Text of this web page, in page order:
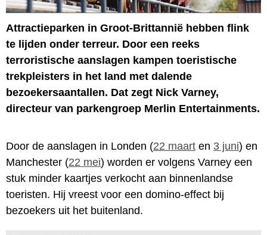
Attractieparken in Groot-Brittannië hebben flink
te lijden onder terreur. Door een reeks
terroristische aanslagen kampen toeristische
trekpleisters in het land met dalende
bezoekersaantallen. Dat zegt Nick Varney,
directeur van parkengroep Merlin Entertainments.
Door de aanslagen in Londen (22 maart en 3 juni) en
Manchester (22 mei) worden er volgens Varney een
stuk minder kaartjes verkocht aan binnenlandse
toeristen. Hij vreest voor een domino-effect bij
bezoekers uit het buitenland.